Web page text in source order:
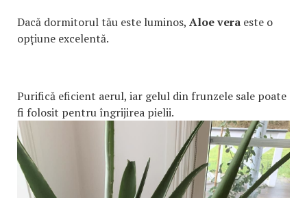
Dacă dormitorul tău este luminos, Aloe vera este o
opțiune excelentă.
Purifică eficient aerul, iar gelul din frunzele sale poate
fi folosit pentru îngrijirea pielii.